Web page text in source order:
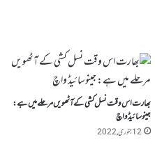
بھارت اس وقت نسل کشی کے آٹھویں مرحلے میں ہے:
جینوسائیڈ واچ
12 جنوری, 2022